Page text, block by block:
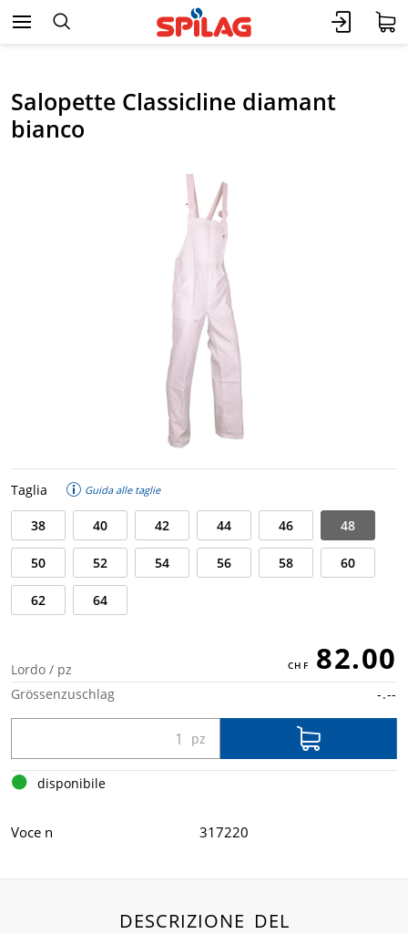
Salopette Classicline diamant
bianco
Taglia Guida alle taglie
38 40 42 44 46 48
50 52 54 56 58 60
62 64
Lordo / pz 82.00
Grössenzuschlag -.--
disponibile
Voce n 317220
DESCRIZIONE DEL